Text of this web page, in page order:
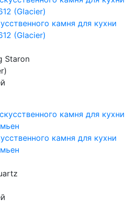
камня для кухни
(Glacier)
Staron
камня для кухни